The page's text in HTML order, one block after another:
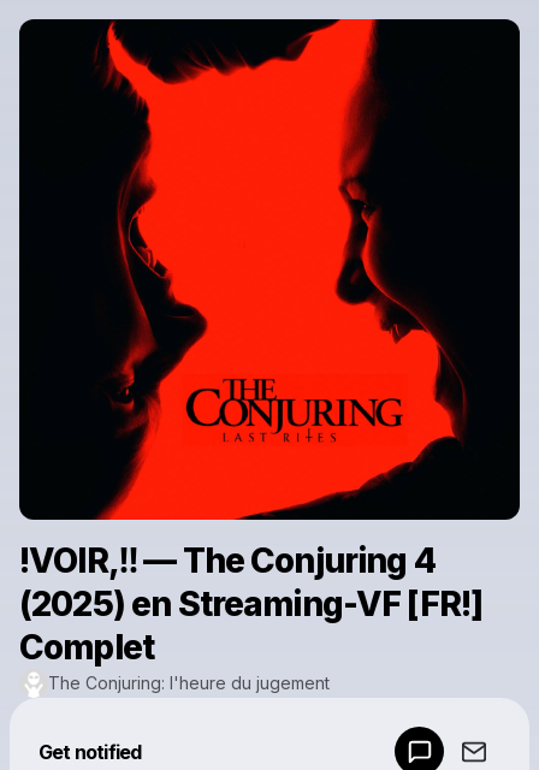
!VOIR,‼️ — The Conjuring 4
(2025) en Streaming-VF [FR!]
Complet
The Conjuring: l'heure du jugement
Get notified